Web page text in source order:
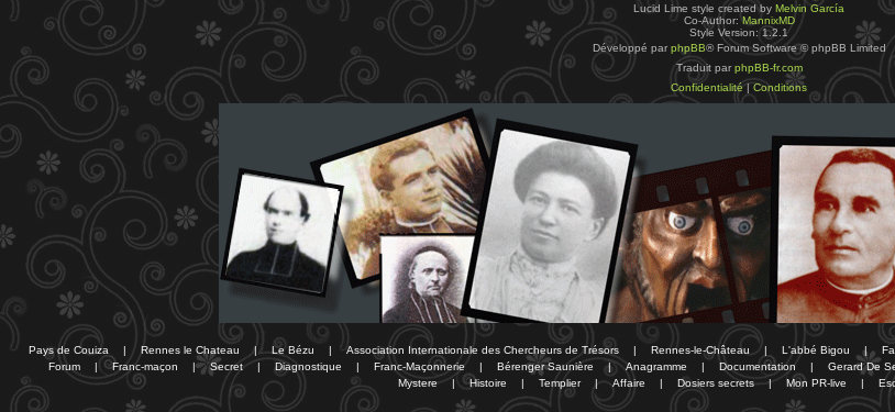
Lucid Lime style created by Melvin García
Co-Author:MannixMD
Style Version: 1.2.1
Développé par phpBB® Forum Software © phpBB Limited
Traduit par phpBB-fr.com
Confidentialité|Conditions
Pays de Couiza | Rennes le Chateau | Le Bézu | Association Internationale des Chercheurs de Trésors | Rennes-le-Château | L'abbé Bigou |
Forum
| Franc-maçon | Secret | Diagnostique | Franc-Maçonnerie | Bérenger Saunière | Anagramme | Documentation | Gerard De
Mystere
| Histoire | Templier | Affaire | Dosiers secrets | Mon PR-live |